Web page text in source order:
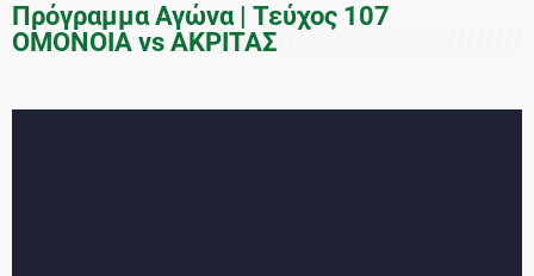
Πρόγραμμα Αγώνα | Τεύχος 107
OMONOIA vs ΑΚΡΙΤΑΣ